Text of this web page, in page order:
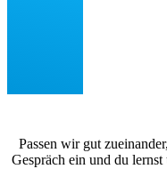
Passen wir gut
Gespräch ein und du lernst